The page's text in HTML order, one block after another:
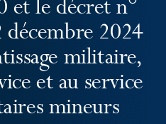
et le décret n°
2024
militaire,
et au service
mineurs